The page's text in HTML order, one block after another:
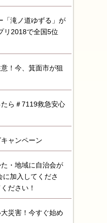
「滝ノ道ゆずる」が
リ2018で全国5位
！今、箕面市が狙
ら＃7119救急安心
ャンペーン
・地域に自治会が
加入してくださ
ださい！
災害！今すぐ始め